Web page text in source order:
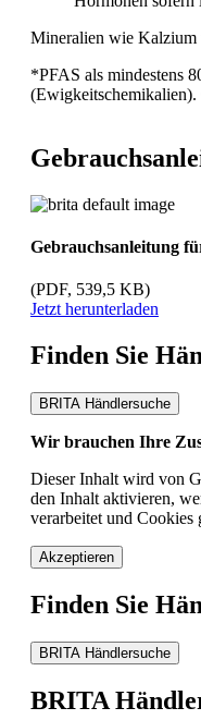
Mineralien wie Kalzium
*PFAS als mindestens
(Ewigkeitschemikalien).
Gebrauchsanleitung
(PDF, 539,5 KB)
Jetzt herunterladen
Finden Sie
BRITA Händlersuche
Wir brauchen Ihre
Dieser Inhalt wird von
den Inhalt aktivieren,
verarbeitet und Cookies
Akzeptieren
Finden Sie
BRITA Händlersuche
BRITA